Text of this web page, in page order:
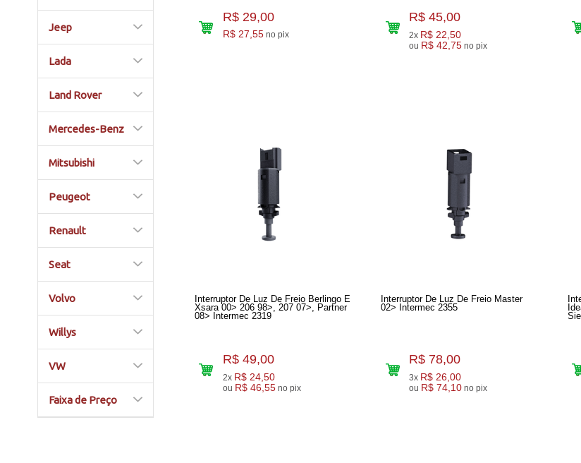
Jeep
Lada
Land Rover
Mercedes-Benz
Mitsubishi
Peugeot
Renault
Seat
Volvo
Willys
VW
Faixa de Preço
R$ 29,00
R$ 27,55 no pix
R$ 45,00
2x R$ 22,50
ou R$ 42,75 no pix
Interruptor De Luz De Freio Berlingo E
Xsara 00> 206 98>, 207 07>, Partner
08> Intermec 2319
R$ 49,00
2x R$ 24,50
ou R$ 46,55 no pix
Interruptor De Luz De Freio Master
02> Intermec 2355
R$ 78,00
3x R$ 26,00
ou R$ 74,10 no pix